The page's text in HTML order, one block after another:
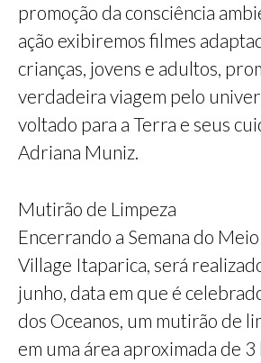
promoção da consciência
ação exibiremos filmes
crianças, jovens e adultos,
verdadeira viagem pelo
voltado para a Terra e seus
Adriana Muniz.
Mutirão de Limpeza
Encerrando a Semana do
Village Itaparica, será
junho, data em que é
dos Oceanos, um mutirão de
em uma área aproximada de 3